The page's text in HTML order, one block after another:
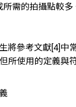
需的拍攝點較
將參考文獻[4]中
所使用的定義與